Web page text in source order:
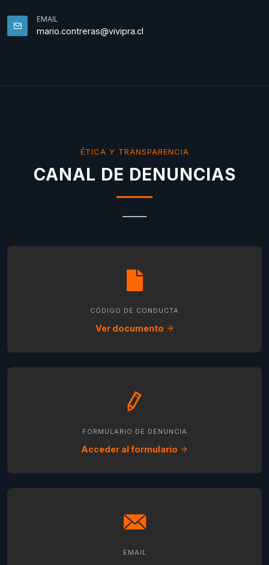
EMAIL
mario.contreras@vivipra.cl
ÉTICA Y TRANSPARENCIA
CANAL DE DENUNCIAS
CÓDIGO DE CONDUCTA
Ver documento
FORMULARIO DE DENUNCIA
Acceder al formulario
EMAIL